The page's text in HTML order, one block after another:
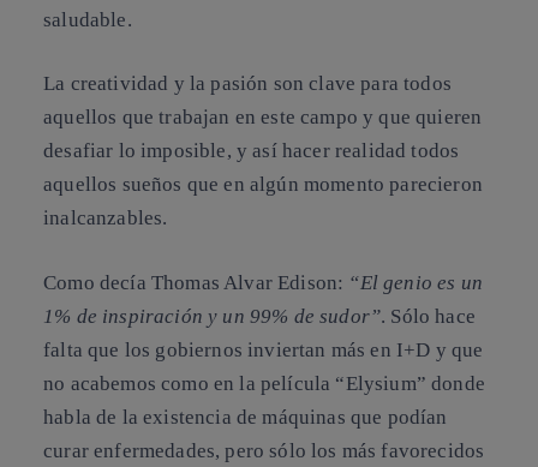
saludable.
La creatividad y la pasión son clave para todos
aquellos que trabajan en este campo y que quieren
desafiar lo imposible, y así hacer realidad todos
aquellos sueños que en algún momento parecieron
inalcanzables.
Como decía Thomas Alvar Edison: “El genio es un
1% de inspiración y un 99% de sudor”. Sólo hace
falta que los gobiernos inviertan más en I+D y que
no acabemos como en la película “Elysium” donde
habla de la existencia de máquinas que podían
curar enfermedades, pero sólo los más favorecidos